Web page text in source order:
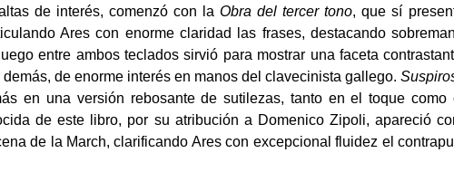
de interés, comenzó con laObra del tercer tono, que sí
Ares con enorme claridad las frases, destacando
entre ambos teclados sirvió para mostrar una faceta
de enorme interés en manos del clavecinista gallego.
en una versión rebosante de sutilezas, tanto en el toque como
de este libro, por su atribución a Domenico Zipoli, apareció
de la March, clarificando Ares con excepcional fluidez el